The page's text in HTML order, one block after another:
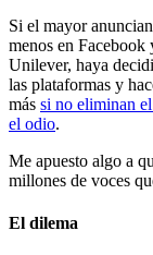
Si el mayor
menos en Facebook
Unilever, haya
las plataformas y
más si no eliminan
el odio.
Me apuesto algo a
millones de voces
El dilema